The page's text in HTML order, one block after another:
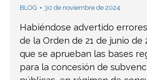
BLOG 30 de noviembre de 2024
Habiéndose advertido
de la Orden de 21 de junio de
que se aprueban las bases
para la concesión de